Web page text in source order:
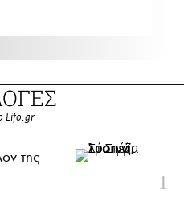
Lifo.gr
της